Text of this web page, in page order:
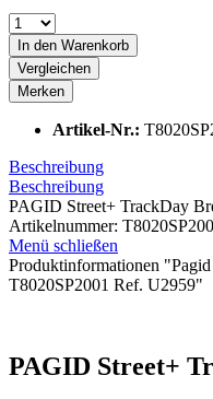
In den Warenkorb
Vergleichen
Merken
Artikel-Nr.:
Beschreibung
Beschreibung
PAGID Street+ TrackDay
Artikelnummer:
Menü schließen
Produktinformationen
T8020SP2001 Ref. U2959"
PAGID Street+